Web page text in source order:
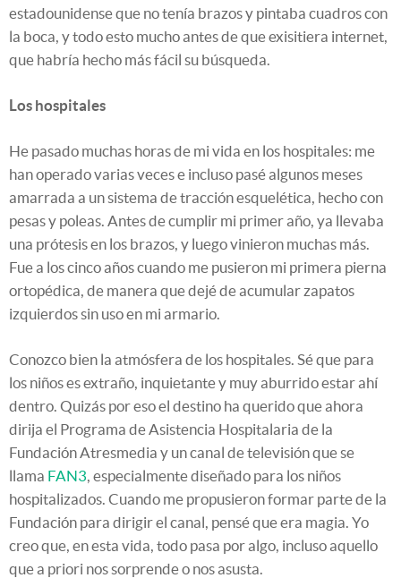
estadounidense que no tenía brazos y pintaba cuadros con
la boca, y todo esto mucho antes de que exisitiera internet,
que habría hecho más fácil su búsqueda.
Los hospitales
He pasado muchas horas de mi vida en los hospitales: me
han operado varias veces e incluso pasé algunos meses
amarrada a un sistema de tracción esquelética, hecho con
pesas y poleas. Antes de cumplir mi primer año, ya llevaba
una prótesis en los brazos, y luego vinieron muchas más.
Fue a los cinco años cuando me pusieron mi primera pierna
ortopédica, de manera que dejé de acumular zapatos
izquierdos sin uso en mi armario.
Conozco bien la atmósfera de los hospitales. Sé que para
los niños es extraño, inquietante y muy aburrido estar ahí
dentro. Quizás por eso el destino ha querido que ahora
dirija el Programa de Asistencia Hospitalaria de la
Fundación Atresmedia y un canal de televisión que se
llama FAN3, especialmente diseñado para los niños
hospitalizados. Cuando me propusieron formar parte de la
Fundación para dirigir el canal, pensé que era magia. Yo
creo que, en esta vida, todo pasa por algo, incluso aquello
que a priori nos sorprende o nos asusta.